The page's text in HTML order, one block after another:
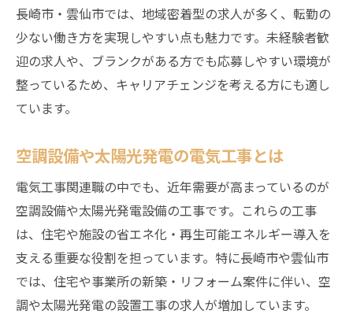
長崎市・雲仙市では、地域密着型の求人が多く、転勤の
少ない働き方を実現しやすい点も魅力です。未経験者歓
迎の求人や、ブランクがある方でも応募しやすい環境が
整っているため、キャリアチェンジを考える方にも適し
ています。
空調設備や太陽光発電の電気工事とは
電気工事関連職の中でも、近年需要が高まっているのが
空調設備や太陽光発電設備の工事です。これらの工事
は、住宅や施設の省エネ化・再生可能エネルギー導入を
支える重要な役割を担っています。特に長崎市や雲仙市
では、住宅や事業所の新築・リフォーム案件に伴い、空
調や太陽光発電の設置工事の求人が増加しています。